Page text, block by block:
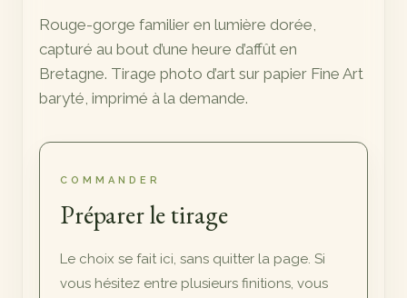
Rouge-gorge familier en lumière dorée,
capturé au bout d’une heure d’affût en
Bretagne. Tirage photo d’art sur papier Fine Art
baryté, imprimé à la demande.
COMMANDER
Préparer le tirage
Le choix se fait ici, sans quitter la page. Si
vous hésitez entre plusieurs finitions, vous